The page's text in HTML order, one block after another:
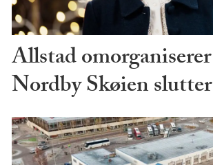
Allstad
Nordby Skøien slutter